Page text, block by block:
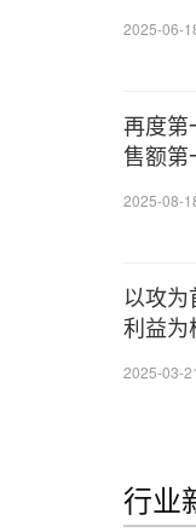
2025-06-
再度第
售额
2025-08-
以攻
利益为
2025-03-
行业